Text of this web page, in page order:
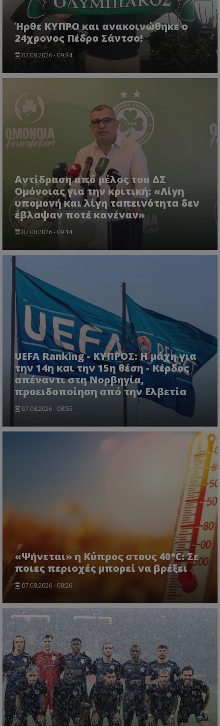
Ήρθε ΚΥΠΡΟ και ανακοινώθηκε ο
24χρονος Πέδρο Σάντσο!
07.08.2026 - 09:34
Αντίδραση από μέλος του ΔΣ
Ομόνοιας για την κριτική: «Λίγη
υπομονή και λίγη ταπεινότητα δεν
έβλαψαν ποτέ κανέναν»
07.08.2026 - 09:14
UEFA Ranking - ΚΥΠΡΟΣ: Η μάχη για
την 14η και την 15η θέση - Κέρδος
απέναντι στη Νορβηγία,
προειδοποίηση από την Ελβετία
07.08.2026 - 08:55
«Ψήνεται» η Κύπρος στους 40°C: Σε
ποιες περιοχές μπορεί να βρέξει
07.08.2026 - 08:26